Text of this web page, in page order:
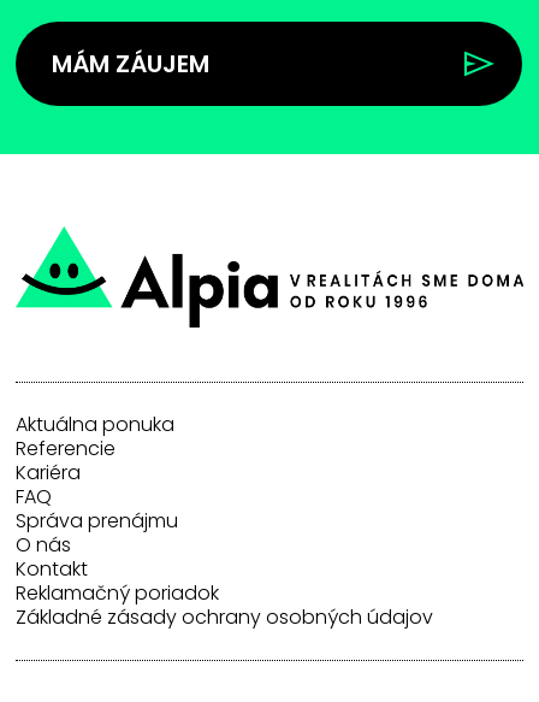
MÁM ZÁUJEM
Aktuálna ponuka
Referencie
Kariéra
FAQ
Správa prenájmu
O nás
Kontakt
Reklamačný poriadok
Základné zásady ochrany osobných údajov